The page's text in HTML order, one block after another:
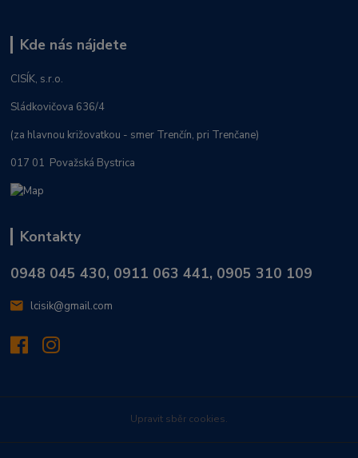
Kde nás nájdete
CISÍK, s.r.o.
Sládkovičova 636/4
(za hlavnou križovatkou - smer Trenčín, pri Trenčane)
017 01 Považská Bystrica
Kontakty
0948 045 430, 0911 063 441, 0905 310 109
lcisik@gmail.com
Upravit sběr cookies.